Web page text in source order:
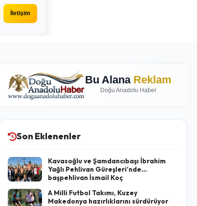
İletişim
Bu Alana Reklam
Doğu Anadolu Haber
Son Eklenenler
Kavasoğlu ve Şamdancıbaşı İbrahim
Yağlı Pehlivan Güreşleri’nde
başpehlivan İsmail Koç
A Milli Futbol Takımı, Kuzey
Makedonya hazırlıklarını sürdürüyor